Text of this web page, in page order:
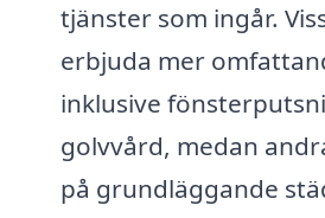
tjänster som ingår.
erbjuda mer
inklusive
golvvård, medan
på grundläggande